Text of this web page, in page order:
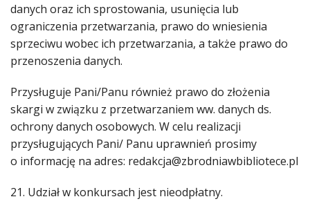
danych oraz ich sprostowania, usunięcia lub
ograniczenia przetwarzania, prawo do wniesienia
sprzeciwu wobec ich przetwarzania, a także prawo do
przenoszenia danych.
Przysługuje Pani/Panu również prawo do złożenia
skargi w związku z przetwarzaniem ww. danych ds.
ochrony danych osobowych. W celu realizacji
przysługujących Pani/ Panu uprawnień prosimy
o informację na adres: redakcja@zbrodniawbibliotece.pl
21. Udział w konkursach jest nieodpłatny.